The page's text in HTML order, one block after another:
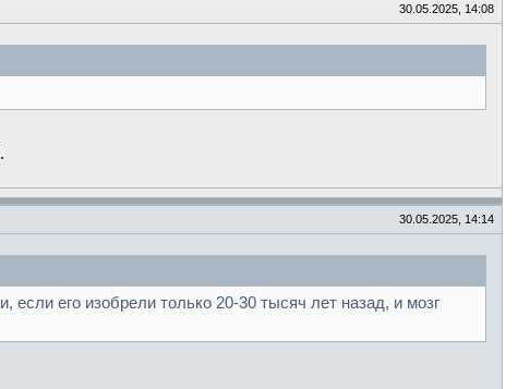
30.05.2025, 14:08
30.05.2025, 14:14
если его изобрели только 20-30 тысяч лет назад, и мозг